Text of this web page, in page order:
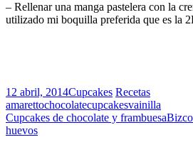
– Rellenar una manga pastelera con la
utilizado mi boquilla preferida que es la
12 abril, 2014Cupcakes Recetas
amarettochocolatecupcakesvainilla
Cupcakes de chocolate y frambuesa
huevos